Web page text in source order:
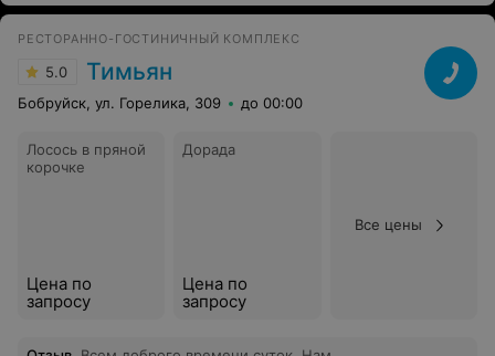
РЕСТОРАННО-ГОСТИНИЧНЫЙ КОМПЛЕКС
5.0 Тимьян
Бобруйск, ул. Горелика, 309 до 00:00
Лосось в пряной
корочке
Цена по
запросу
Дорада
Цена по
запросу
Все цены